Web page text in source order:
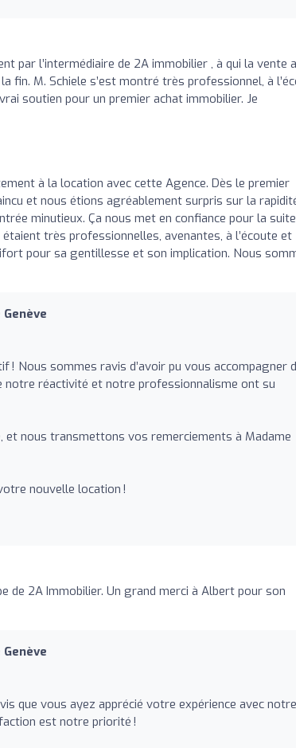
par l’intermédiaire de 2A immobilier , à qui la vente
fin. M. Schiele s’est montré très professionnel, à
soutien pour un premier achat immobilier. Je
à la location avec cette Agence. Dès le premier
et nous étions agréablement surpris sur la
minutieux. Ça nous met en confiance pour la
très professionnelles, avenantes, à l’écoute et
pour sa gentillesse et son implication. Nous
Nous sommes ravis d’avoir pu vous accompagner
notre réactivité et notre professionnalisme ont su
nous transmettons vos remerciements à Madame
nouvelle location !
de 2A Immobilier. Un grand merci à Albert pour son
que vous ayez apprécié votre expérience avec notre
est notre priorité !